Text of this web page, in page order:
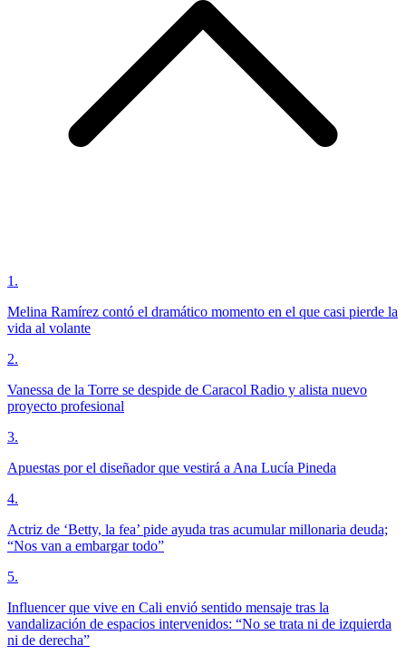
1 .
Melina Ramírez contó el dramático momento en el que casi pierde la
vida al volante
2.
Vanessa de la Torre se despide de Caracol Radio y alista nuevo
proyecto profesional
3.
Apuestas por el diseñador que vestirá a Ana Lucía Pineda
4.
Actriz de ‘Betty, la fea’ pide ayuda tras acumular millonaria deuda;
“Nos van a embargar todo”
5.
Influencer que vive en Cali envió sentido mensaje tras la
vandalización de espacios intervenidos: “No se trata ni de izquierda
ni de derecha”